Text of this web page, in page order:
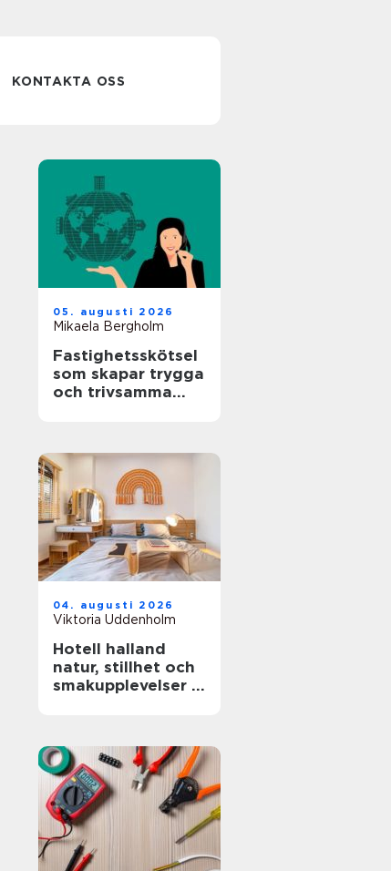
KONTAKTA OSS
05. augusti 2026
Mikaela Bergholm
Fastighetsskötsel
som skapar trygga
och trivsamma
04. augusti 2026
Viktoria Uddenholm
Hotell halland
natur, stillhet och
smakupplevelser i